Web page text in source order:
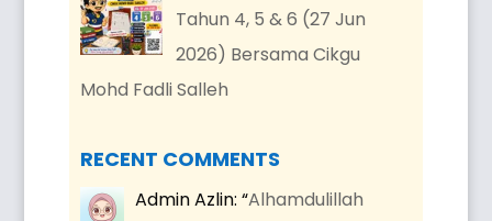
Tahun 4, 5 & 6 (27 Jun
2026) Bersama Cikgu
Mohd Fadli Salleh
RECENT COMMENTS
Admin Azlin: “Alhamdulillah